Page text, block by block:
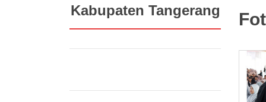
Kabupaten Tangerang